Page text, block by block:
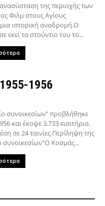
της περιοχής των
Φιλμ στους Αγίους
ιστορική αναδρομή.Ο
εκεί τα στούντιο του το...
1956
συνοικεσίων" προβλήθηκε
και έκοψε 3.733 εισιτήρια.
σε 24 ταινίες.Περίληψη της
συνοικεσίων"Ο Κοσμάς...